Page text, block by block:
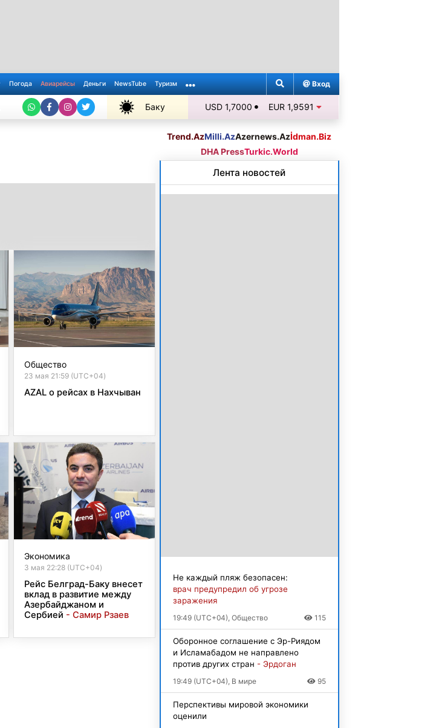
Погода Авиарейсы Деньги NewsTube Туризм Вход
Баку USD 1,7000 EUR 1,9591
Общество
23 мая 21:59 (UTC+04)
AZAL о рейсах в Нахчыван
Экономика
3 мая 22:28 (UTC+04)
Рейс Белград-Баку внесет
вклад в развитие между
Азербайджаном и
Сербией - Самир Рзаев
Trend.AzMilli.AzAzernews.Azİdman.Biz
DHA PressTurkic.World
Лента новостей
Не каждый пляж безопасен:
врач предупредил об угрозе
заражения
19:49 (UTC+04), Общество 115
Оборонное соглашение с Эр-Риядом
и Исламабадом не направлено
против других стран - Эрдоган
19:49 (UTC+04), В мире 95
Перспективы мировой экономики
оценили